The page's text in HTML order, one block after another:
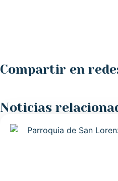
Compartir en
Noticias